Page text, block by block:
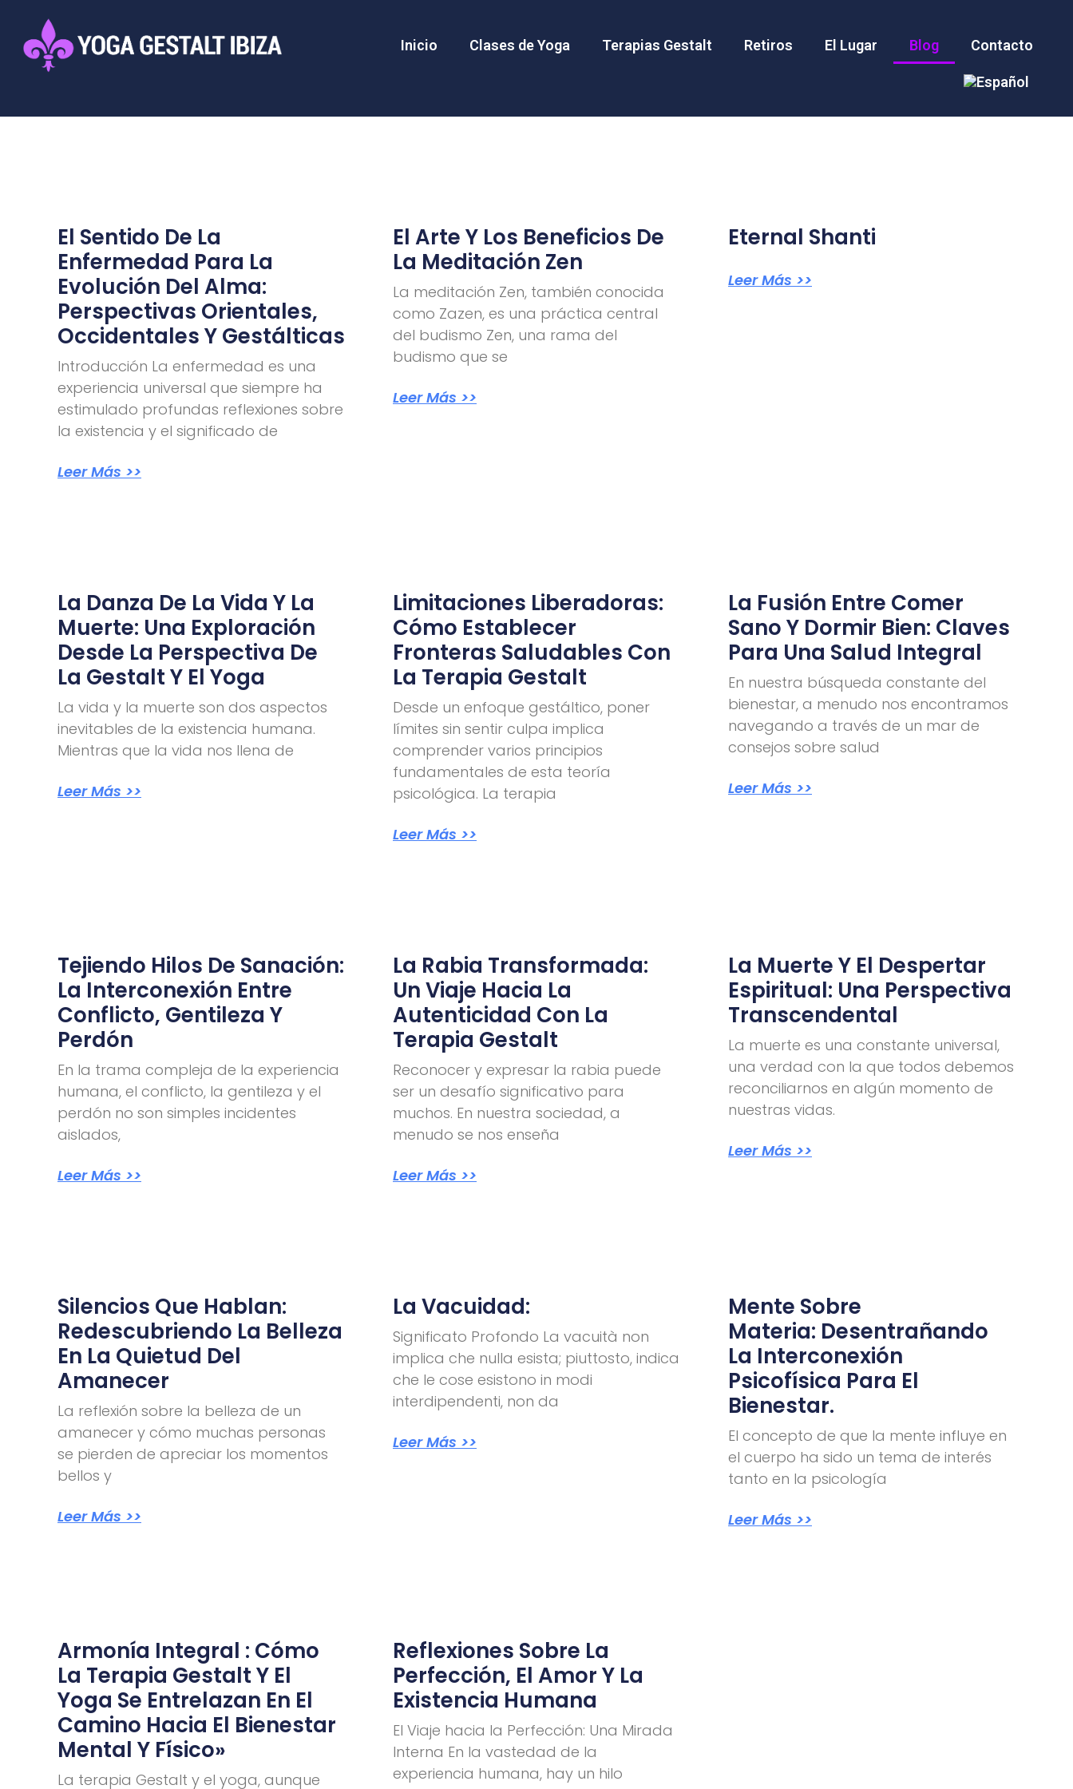
contenido
Inicio Clases de Yoga Terapias Gestalt Retiros El Lugar Blog Contacto
El Sentido De La
Enfermedad Para La
Evolución Del Alma:
Perspectivas Orientales,
Occidentales Y Gestálticas
Introducción La enfermedad es una
experiencia universal que siempre ha
estimulado profundas reflexiones sobre
la existencia y el significado de
Leer Más >>
El Arte Y Los Beneficios De
La Meditación Zen
La meditación Zen, también conocida
como Zazen, es una práctica central
del budismo Zen, una rama del
budismo que se
Leer Más >>
Eternal Shanti
Leer Más >>
La Danza De La Vida Y La
Muerte: Una Exploración
Desde La Perspectiva De
La Gestalt Y El Yoga
La vida y la muerte son dos aspectos
inevitables de la existencia humana.
Mientras que la vida nos llena de
Leer Más >>
Limitaciones Liberadoras:
Cómo Establecer
Fronteras Saludables Con
La Terapia Gestalt
Desde un enfoque gestáltico, poner
límites sin sentir culpa implica
comprender varios principios
fundamentales de esta teoría
psicológica. La terapia
Leer Más >>
La Fusión Entre Comer
Sano Y Dormir Bien: Claves
Para Una Salud Integral
En nuestra búsqueda constante del
bienestar, a menudo nos encontramos
navegando a través de un mar de
consejos sobre salud
Leer Más >>
Tejiendo Hilos De Sanación:
La Interconexión Entre
Conflicto, Gentileza Y
Perdón
En la trama compleja de la experiencia
humana, el conflicto, la gentileza y el
perdón no son simples incidentes
aislados,
Leer Más >>
La Rabia Transformada:
Un Viaje Hacia La
Autenticidad Con La
Terapia Gestalt
Reconocer y expresar la rabia puede
ser un desafío significativo para
muchos. En nuestra sociedad, a
menudo se nos enseña
Leer Más >>
La Muerte Y El Despertar
Espiritual: Una Perspectiva
Transcendental
La muerte es una constante universal,
una verdad con la que todos debemos
reconciliarnos en algún momento de
nuestras vidas.
Leer Más >>
Silencios Que Hablan:
Redescubriendo La Belleza
En La Quietud Del
Amanecer
La reflexión sobre la belleza de un
amanecer y cómo muchas personas
se pierden de apreciar los momentos
bellos y
Leer Más >>
La Vacuidad:
Significato Profondo La vacuità non
implica che nulla esista; piuttosto, indica
che le cose esistono in modi
interdipendenti, non da
Leer Más >>
Mente Sobre
Materia: Desentrañando
La Interconexión
Psicofísica Para El
Bienestar.
El concepto de que la mente influye en
el cuerpo ha sido un tema de interés
tanto en la psicología
Leer Más >>
Armonía Integral : Cómo
La Terapia Gestalt Y El
Yoga Se Entrelazan En El
Camino Hacia El Bienestar
Mental Y Físico»
La terapia Gestalt y el yoga, aunque
Reflexiones Sobre La
Perfección, El Amor Y La
Existencia Humana
El Viaje hacia la Perfección: Una Mirada
Interna En la vastedad de la
experiencia humana, hay un hilo